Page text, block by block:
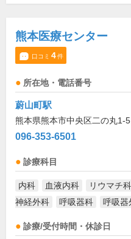
熊本医療センター
口コミ 4件
所在地・電話番号
蔚山町駅
熊本県熊本市中央区二の丸1-5
096-353-6501
診療科目
内科 血液内科 リウマチ科
神経外科
呼吸器科 呼吸器
診療/受付時間・休診日